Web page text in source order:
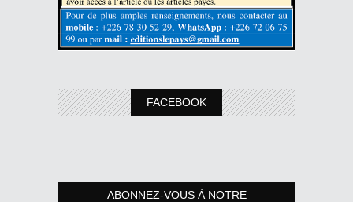
FACEBOOK
ABONNEZ-VOUS À NOTRE